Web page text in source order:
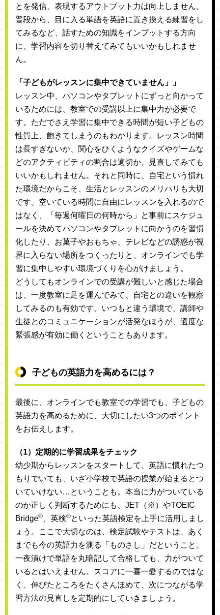
とを発信、表現するアウトプット力は向上しません。
普段から、目に入る単語を英語に置き換える練習をし
てみるなど、話すための知識をインプットする方向
に、学習内容を切り替えてみてもいいかもしれませ
ん。
「子どもがレッスンに集中できていません」」
レッスン中、パソコンやタブレットにずっと向かって
いるためには、教室での受講以上に集中力が必要で
す。ただでさえ学習に集中できる時間が短い子どもの
性質上、飽きてしまうのもわかります。レッスン時間
は長すぎないか、関心をひくようなクイズやゲームな
どのアクティビティの割合は適切か、見直してみても
いいかもしれません。それと同時に、自宅という慣れ
た環境だからこそ、生活とレッスンのメリハリも大切
です。空いている時間に自由にレッスンを入れるので
はなく、「毎週何曜日の何時から」と事前にスケジュ
ールを決めてパソコンやタブレットに向かうのを習慣
化したり、お菓子やおもちゃ、テレビなどの誘惑が視
界に入らない場所をつくったりと、オンラインでも学
習に集中しやすい環境づくりを心がけましょう。
どうしてもオンラインでの受講が難しいと感じた場合
は、一度教室に足を運んでみて、自宅との違いを観察
してみるのも有効です。いつもと違う環境で、講師や
生徒とのコミュニケーションが活発なほうが、適度な
緊張感が有効に働くということもあります。
子どもの英語力を高めるには？
最後に、オンラインでも教室での学習でも、子どもの
英語力を高めるために、大切にしたい3つのポイント
をお伝えします。
（1）定期的に学習成果をチェック
幼少期からレッスンをスタートして、英語に慣れたつ
もりでいても、いざ小学校で英語の授業が始まるとつ
いていけない…ということも。本当に力がついている
のか正しく判断するためにも、JET（※）やTOEIC
Bridge® 、英検®といった英語検定を上手に活用しまし
ょう。ここで大切なのは、検定試験やテストは、あく
までも今の英語力を測る「ものさし」だということ。
一夜漬けで単語を丸暗記して合格しても、力がついて
いるとはいえません。スコアに一喜一憂するのではな
く、伸びたところをたくさんほめて、次につながる学
習方法の見直しを定期的にしていきましょう。